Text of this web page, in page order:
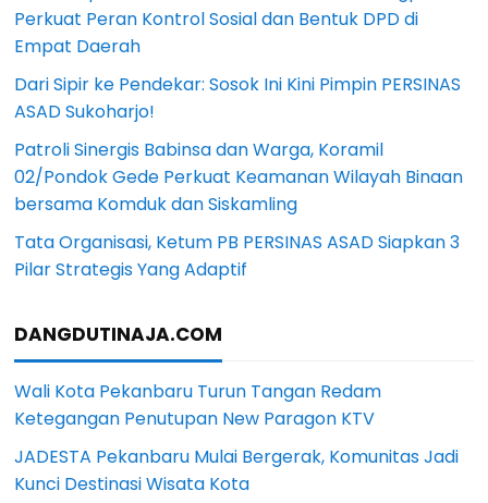
Perkuat Peran Kontrol Sosial dan Bentuk DPD di
Empat Daerah
Dari Sipir ke Pendekar: Sosok Ini Kini Pimpin PERSINAS
ASAD Sukoharjo!
Patroli Sinergis Babinsa dan Warga, Koramil
02/Pondok Gede Perkuat Keamanan Wilayah Binaan
bersama Komduk dan Siskamling
Tata Organisasi, Ketum PB PERSINAS ASAD Siapkan 3
Pilar Strategis Yang Adaptif
DANGDUTINAJA.COM
Wali Kota Pekanbaru Turun Tangan Redam
Ketegangan Penutupan New Paragon KTV
JADESTA Pekanbaru Mulai Bergerak, Komunitas Jadi
Kunci Destinasi Wisata Kota